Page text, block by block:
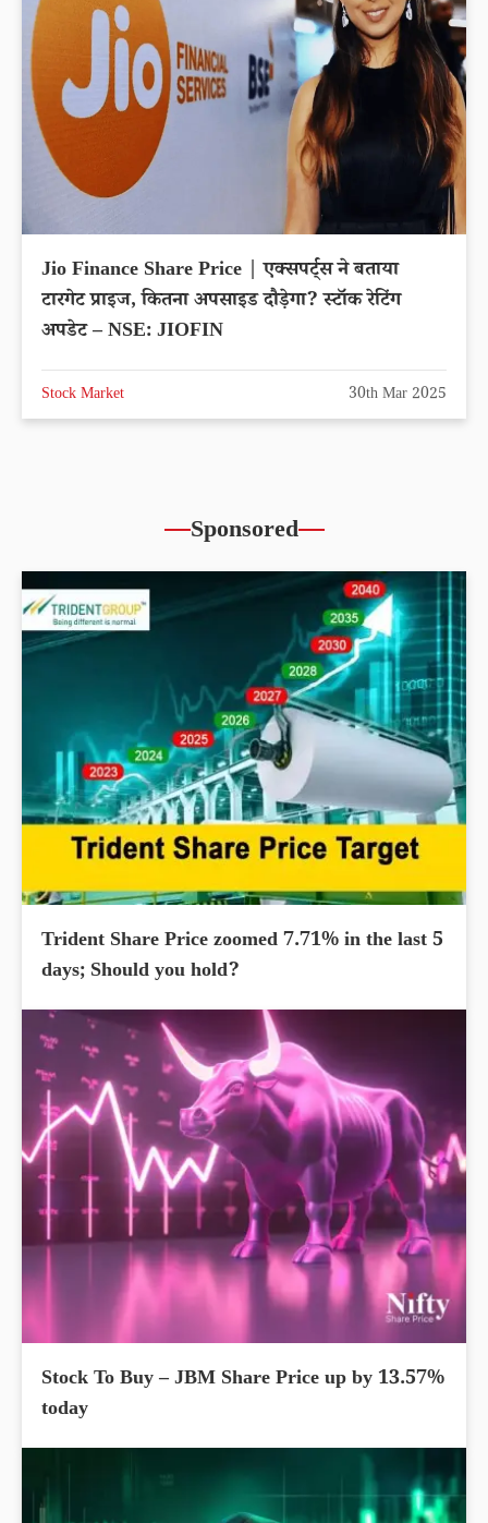
Jio Finance Share Price | एक्सपर्ट्स ने बताया
टारगेट प्राइज, कितना अपसाइड दौड़ेगा? स्टॉक रेटिंग
अपडेट – NSE: JIOFIN
Stock Market 30th Mar 2025
Sponsored
Trident Share Price zoomed 7.71% in the last 5
days; Should you hold?
Stock To Buy – JBM Share Price up by 13.57%
today